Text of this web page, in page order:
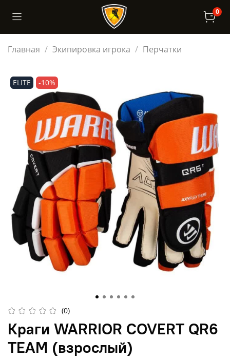
0
Главная Экипировка игрока Перчатки
ELITE -10%
(0)
Краги WARRIOR COVERT QR6
TEAM (взрослый)